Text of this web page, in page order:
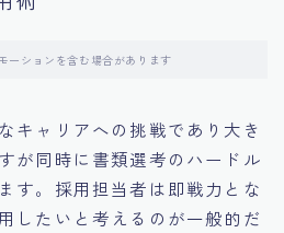
化がもたらす影響
ーションを含む場合があります
キャリアへの挑戦であり大き
が同時に書類選考のハードル
す。採用担当者は即戦力とな
したいと考えるのが一般的だ